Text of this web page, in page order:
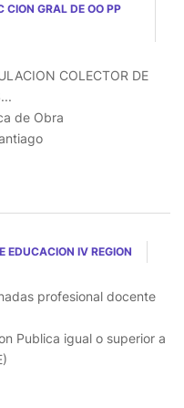
CION GRAL DE OO PP
COLECTOR DE
de Obra
EDUCACION IV REGION
profesional docente
Publica igual o superior a